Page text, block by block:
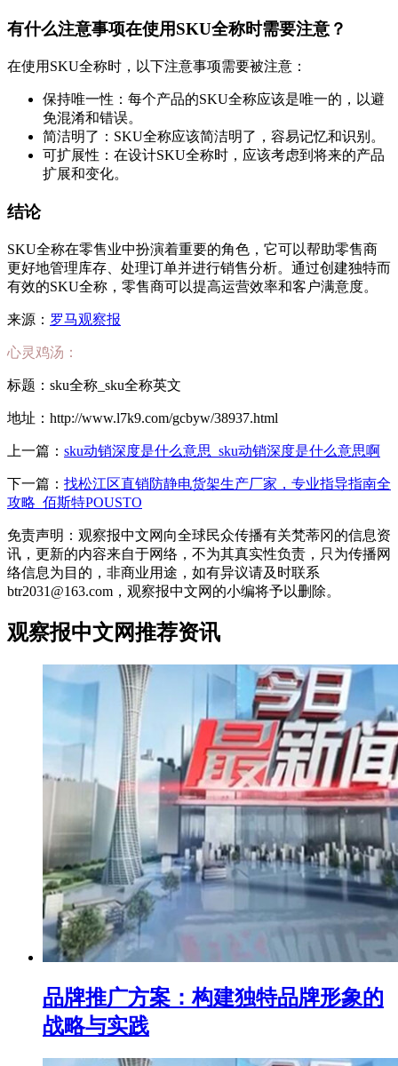
有什么注意事项在使用SKU全称时需要注意？
在使用SKU全称时，以下注意事项需要被注意：
保持唯一性：每个产品的SKU全称应该是唯一的，以避
免混淆和错误。
简洁明了：SKU全称应该简洁明了，容易记忆和识别。
可扩展性：在设计SKU全称时，应该考虑到将来的产品
扩展和变化。
结论
SKU全称在零售业中扮演着重要的角色，它可以帮助零售商
更好地管理库存、处理订单并进行销售分析。通过创建独特而
有效的SKU全称，零售商可以提高运营效率和客户满意度。
来源： 罗马观察报
心灵鸡汤：
标题：sku全称_sku全称英文
地址：http://www.l7k9.com/gcbyw/38937.html
上一篇： sku动销深度是什么意思_sku动销深度是什么意思啊
下一篇： 找松江区直销防静电货架生产厂家，专业指导指南全
攻略_佰斯特POUSTO
免责声明：观察报中文网向全球民众传播有关梵蒂冈的信息资
讯，更新的内容来自于网络，不为其真实性负责，只为传播网
络信息为目的，非商业用途，如有异议请及时联系
btr2031@163.com，观察报中文网的小编将予以删除。
观察报中文网推荐资讯
品牌推广方案：构建独特品牌形象的
战略与实践